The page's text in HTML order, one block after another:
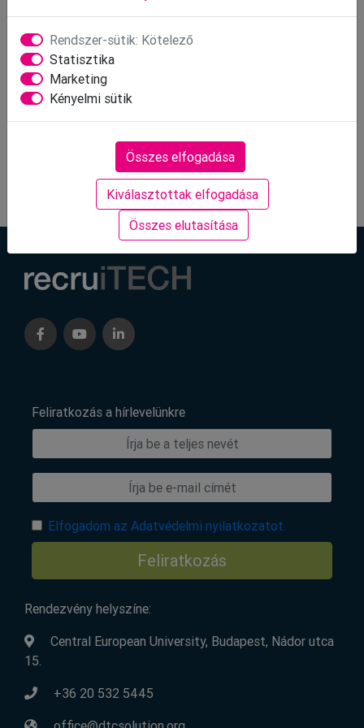
Olvasd el Gabriellával készült
Vedd meg jegyed most!
Feliratkozás a hírlevelünkre
Elfogadom az Adatvédelmi nyilatkozatot.
Feliratkozás
Rendezvény helyszíne:
Central European University, Budapest, Nádor utca
15.
+36 20 532 5445
Rendszer-sütik: Kötelező
Statisztika
Marketing
Kényelmi sütik
Összes elfogadása
Kiválasztottak elfogadása
Összes elutasítása